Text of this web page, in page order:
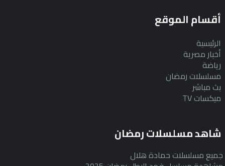
أقسام الموقع
الرئيسية
أخبار مصرية
رياضة
مسلسلات رمضان
بث مباشر
ميكسات TV
شاهد مسلسلات رمضان
جميع مسلسلات حمادة هلال